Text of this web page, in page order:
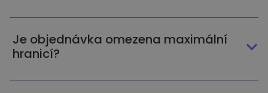
Je objednávka omezena maximální
hranicí?